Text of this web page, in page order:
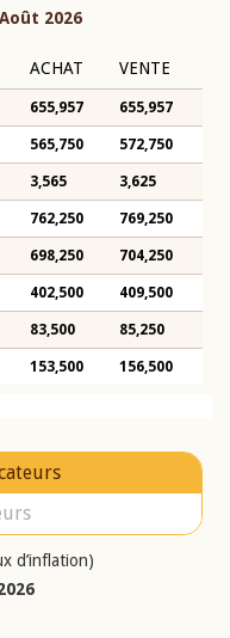
2026
ACHAT VENTE
655,957 655,957
565,750 572,750
3,565 3,625
762,250 769,250
698,250 704,250
402,500 409,500
83,500 85,250
153,500 156,500
d’inflation)